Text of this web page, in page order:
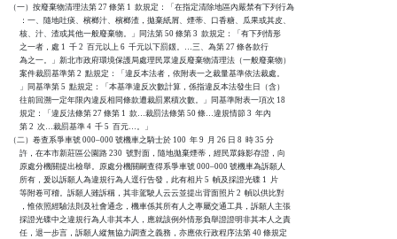
（一）按廢棄物清理法第 27 條第 1  款規定：「在指定清除地區內嚴禁有下列行為
      ：一、隨地吐痰、檳榔汁、檳榔渣，拋棄紙屑、煙蒂、口香糖、瓜果或其皮、
      核、汁、渣或其他一般廢棄物。」同法第 50 條第 3  款規定：「有下列情形
      之一者，處 1  千 2  百元以上 6  千元以下罰鍰。…三、為第 27 條各款行
      為之一。」新北市政府環境保護局處理民眾違反廢棄物清理法（一般廢棄物）
      案件裁罰基準第 2  點規定：「違反本法者，依附表一之裁量基準依法裁處。
      」同基準第 5  點規定：「本基準違反次數計算，係指違反本法發生日（含）
      往前回溯一定年限內違反相同條款遭裁罰累積次數。」同基準附表一項次 18
      規定：「違反法條第 27 條第 1  款…裁罰法條第 50 條…違規情節 3  年內
      第 2  次…裁罰基準 4  千 5  百元…。」
（二）卷查系爭車號 000–000 號機車之騎士於 100  年 9  月 26 日 8  時 35 分
      許，在本市新莊區公園路 230  號對面，隨地拋棄煙蒂，經民眾錄影存證，向
      原處分機關提出檢舉。原處分機關嗣查得系爭車號 000–000 號機車為訴願人
      所有，爰以訴願人為違規行為人逕行告發，此有相片 5  幀及採證光碟 1  片
      等附卷可稽。訴願人雖訴稱，其非駕駛人云云並提出背面照片 2  幀以供比對
      ，惟依照經驗法則及社會通念，機車係其所有人之專屬交通工具，訴願人主張
      採證光碟中之違規行為人非其本人，應就該例外情形負舉證證明非其本人之責
      任，退一步言，訴願人縱無協力調查之義務，亦應依行政程序法第 40 條規定